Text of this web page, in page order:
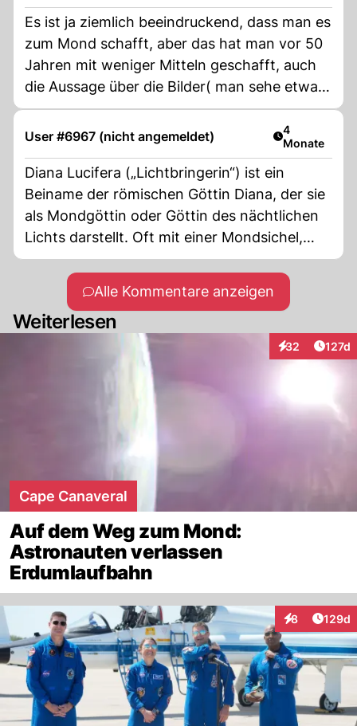
Es ist ja ziemlich beeindruckend, dass man es
zum Mond schafft, aber das hat man vor 50
Jahren mit weniger Mitteln geschafft, auch
die Aussage über die Bilder( man sehe etwas,
was noch nie ein Mensch gesehen hat) ist
völlig falsch. Die ersten Bilder von der
Rückseite des Mondes wurden 1959 während
der Luna lll Mission gemacht.
User #6967 (nicht angemeldet) Artikel
4
Monate
Diana Lucifera („Lichtbringerin“) ist ein
Beiname der römischen Göttin Diana, der sie
als Mondgöttin oder Göttin des nächtlichen
Lichts darstellt. Oft mit einer Mondsichel,
Fackeln, einem Bogen oder auf einem Hirsch
reitend dargestellt, verschmilzt sie in dieser
Funktion mit Luna oder Hekate. lol hehe 😜
Alle Kommentare anzeigen
Weiterlesen
32
Interaktionen
127d
Cape Canaveral
Auf dem Weg zum Mond:
Astronauten verlassen
Erdumlaufbahn
8
Interaktionen
129d